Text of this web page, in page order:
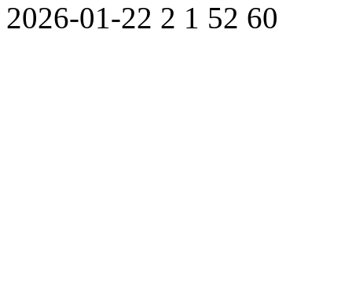
2026-01-22 2 1 52 60